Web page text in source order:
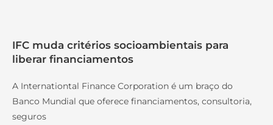
IFC muda critérios socioambientais para
liberar financiamentos
A Internationtal Finance Corporation é um braço do
Banco Mundial que oferece financiamentos, consultoria,
seguros